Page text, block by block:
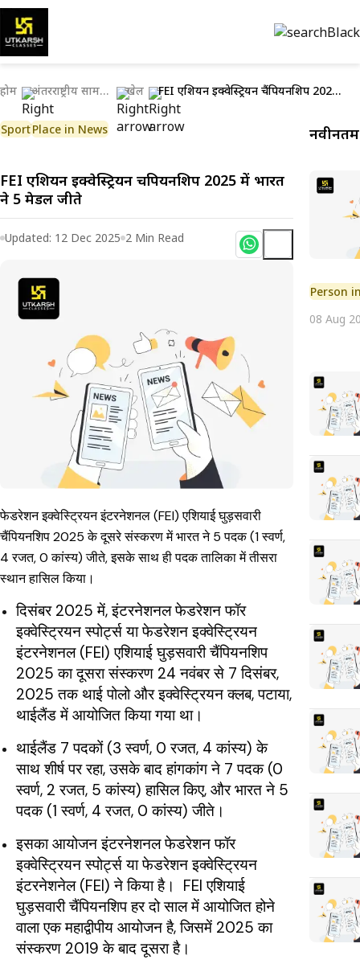
होम अंतरराष्ट्रीय सामयिकी खेल FEI एशियन इक्वेस्ट्रियन चैंपियनशिप 2025 में भारत ने 5 मेडल जीते
SportPlace in News
FEI एशियन इक्वेस्ट्रियन चैंपियनशिप 2025 में भारत
ने 5 मेडल जीते
Updated: 12 Dec 2025 2 Min Read
फेडरेशन इक्वेस्ट्रियन इंटरनेशनल (FEI) एशियाई घुड़सवारी
चैंपियनशिप 2025 के दूसरे संस्करण में भारत ने 5 पदक (1 स्वर्ण,
4 रजत, 0 कांस्य) जीते, इसके साथ ही पदक तालिका में तीसरा
स्थान हासिल किया।
दिसंबर 2025 में, इंटरनेशनल फेडरेशन फॉर
इक्वेस्ट्रियन स्पोर्ट्स या फेडरेशन इक्वेस्ट्रियन
इंटरनेशनल (FEI) एशियाई घुड़सवारी चैंपियनशिप
2025 का दूसरा संस्करण 24 नवंबर से 7 दिसंबर,
2025 तक थाई पोलो और इक्वेस्ट्रियन क्लब, पटाया,
थाईलैंड में आयोजित किया गया था।
थाईलैंड 7 पदकों (3 स्वर्ण, 0 रजत, 4 कांस्य) के
साथ शीर्ष पर रहा, उसके बाद हांगकांग ने 7 पदक (0
स्वर्ण, 2 रजत, 5 कांस्य) हासिल किए, और भारत ने 5
पदक (1 स्वर्ण, 4 रजत, 0 कांस्य) जीते।
इसका आयोजन इंटरनेशनल फेडरेशन फॉर
इक्वेस्ट्रियन स्पोर्ट्स या फेडरेशन इक्वेस्ट्रियन
इंटरनेशनेल (FEI) ने किया है। FEI एशियाई
घुड़सवारी चैंपियनशिप हर दो साल में आयोजित होने
वाला एक महाद्वीपीय आयोजन है, जिसमें 2025 का
संस्करण 2019 के बाद दूसरा है।
Person
08 Aug